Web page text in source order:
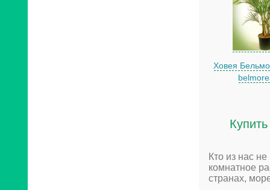
Ховея
Кто из нас
комнатное
странах,